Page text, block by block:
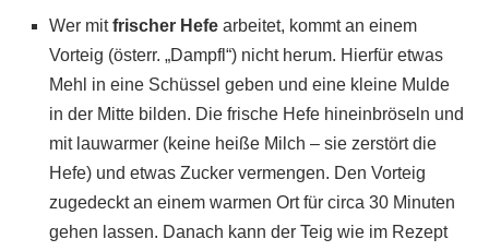
Wer mitfrischer Hefe arbeitet, kommt an einem
Vorteig (österr. „Dampfl“) nicht herum. Hierfür etwas
Mehl in eine Schüssel geben und eine kleine Mulde
in der Mitte bilden. Die frische Hefe hineinbröseln und
mit lauwarmer (keine heiße Milch – sie zerstört die
Hefe) und etwas Zucker vermengen. Den Vorteig
zugedeckt an einem warmen Ort für circa 30 Minuten
gehen lassen. Danach kann der Teig wie im Rezept